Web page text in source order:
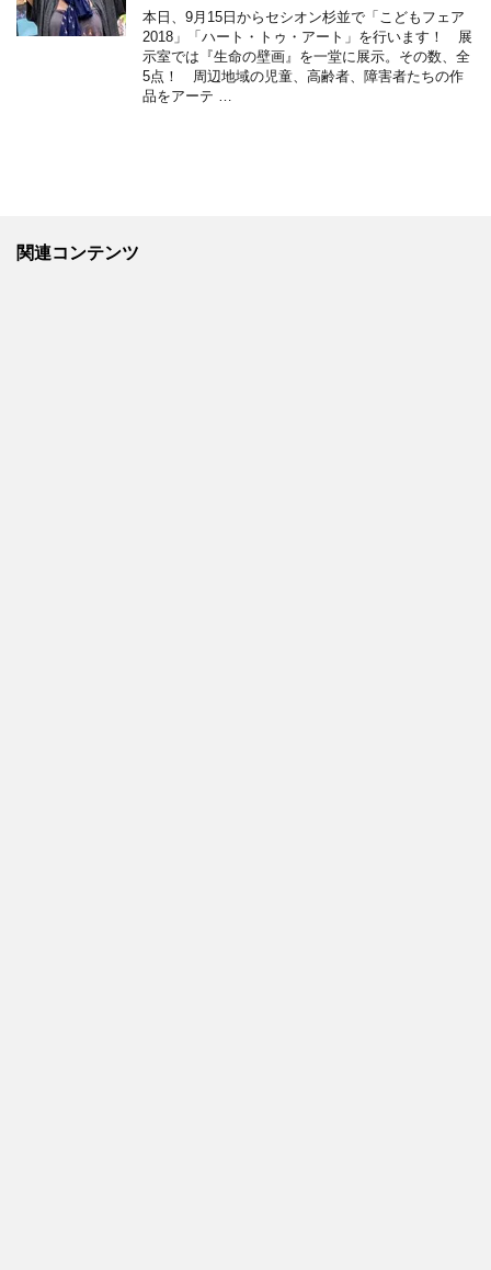
本日、9月15日からセシオン杉並で「こどもフェア
2018」「ハート・トゥ・アート」を行います！ 展
示室では『生命の壁画』を一堂に展示。その数、全
5点！ 周辺地域の児童、高齢者、障害者たちの作
品をアーテ …
関連コンテンツ